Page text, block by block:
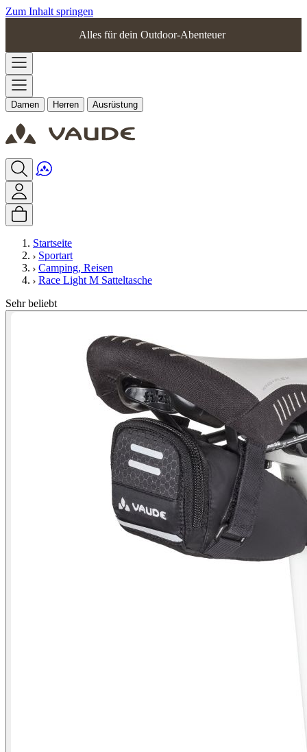
Zum Inhalt springen
Alles für dein Outdoor-Abenteuer
Damen Herren Ausrüstung
Startseite
Sportart
Camping, Reisen
Race Light M Satteltasche
Sehr beliebt